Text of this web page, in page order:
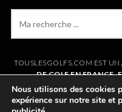
TOUSLESGOLFS.COM EST UN
DE GOLF EN FRANCE,
LUXEMBOURG
. IL VOUS
CHEZVOUS OU LORS DE
ÉGALEMENT
Nous utilisons des cookies
expérience sur notre site et